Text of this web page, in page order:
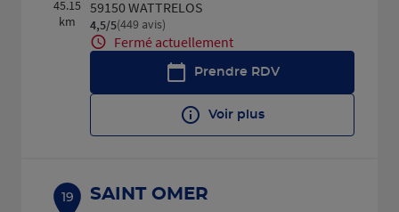
45.15
km
59150 WATTRELOS
4,5/5Note de 4.5 sur 5
(449 avis)
Fermé actuellement
Prendre RDV
Voir plus
19
SAINT OMER